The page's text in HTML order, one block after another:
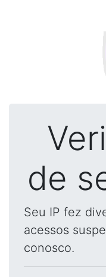
de
Seu IP fez
acessos
conosco.